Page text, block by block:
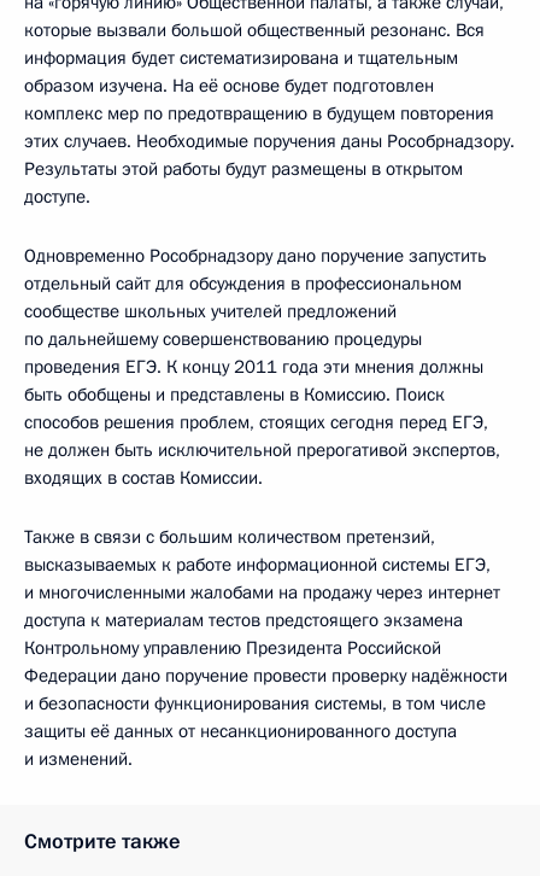
которые вызвали большой общественный резонанс. Вся
информация будет систематизирована и тщательным
образом изучена. На её основе будет подготовлен
комплекс мер по предотвращению в будущем повторения
этих случаев. Необходимые поручения даны Рособрнадзору.
Результаты этой работы будут размещены в открытом
доступе.
Одновременно Рособрнадзору дано поручение запустить
отдельный сайт для обсуждения в профессиональном
сообществе школьных учителей предложений
по дальнейшему совершенствованию процедуры
проведения ЕГЭ. К концу 2011 года эти мнения должны
быть обобщены и представлены в Комиссию. Поиск
способов решения проблем, стоящих сегодня перед ЕГЭ,
не должен быть исключительной прерогативой экспертов,
входящих в состав Комиссии.
Также в связи с большим количеством претензий,
высказываемых к работе информационной системы ЕГЭ,
и многочисленными жалобами на продажу через интернет
доступа к материалам тестов предстоящего экзамена
Контрольному управлению Президента Российской
Федерации дано поручение провести проверку надёжности
и безопасности функционирования системы, в том числе
защиты её данных от несанкционированного доступа
и изменений.
Смотрите также